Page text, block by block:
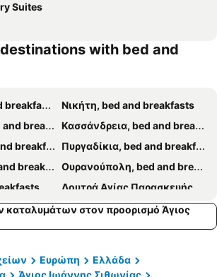
Suites
with bed and
Νικήτη, bed and breakfasts
breakfasts
Κασσάνδρεια, bed and breakfasts
Πυργαδίκια, bed and breakfasts
breakfasts
Ουρανούπολη, bed and breakfasts
Λουτρά Αγίας Παρασκευής, bed and breakfasts
Τορώνη, bed and breakfasts
Αμμουλιανή, bed and breakfasts
Ιερισσός, bed and breakfasts
στον προορισμό Άγιος
Ευρώπη
Ελλάδα